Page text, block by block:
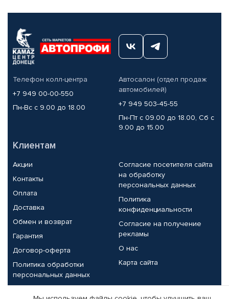
Телефон колл-центра
+7 949 00-00-550
Пн-Вс с 9.00 до 18.00
Автосалон (отдел продаж
автомобилей)
+7 949 503-45-55
Пн-Пт с 09.00 до 18.00, Сб с
9.00 до 15.00
Клиентам
Акции
Контакты
Оплата
Доставка
Обмен и возврат
Гарантия
Договор-оферта
Политика обработки
персональных данных
Согласие посетителя сайта
на обработку
персональных данных
Политика
конфиденциальности
Согласие на получение
рекламы
О нас
Карта сайта